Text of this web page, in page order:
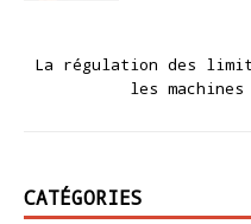
La régulation des
les
CATÉGORIES